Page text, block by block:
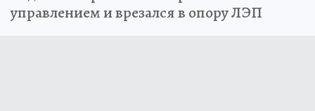
управлением и врезался в опору ЛЭП